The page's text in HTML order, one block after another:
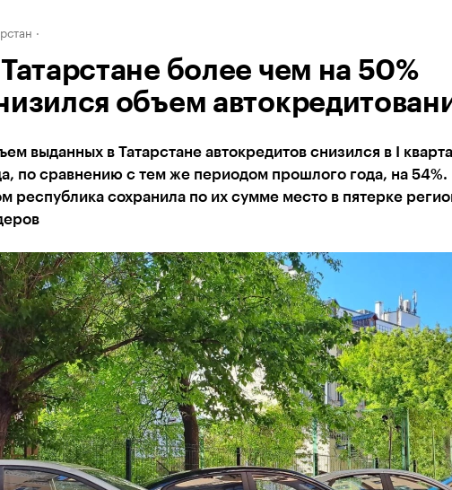
Татарстане более чем на 50%
объем
выданных в Татарстане автокредитов снизился в I
по сравнению с тем же периодом прошлого года, на
республика сохранила по их сумме место в пятерке